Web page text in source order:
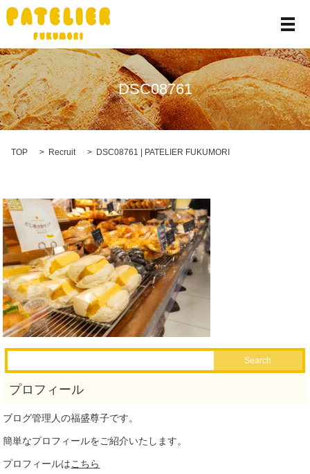
メ
DSC08761
TOP Recruit DSC08761 | PATELIER FUKUMORI
ブログ管理人の福盛尊子です。
簡単なプロフィールをご紹介いたします。
プロフィールはこちら